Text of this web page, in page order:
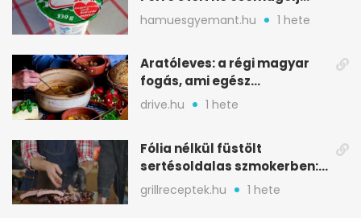
ilyen tégelybe
hamuesgyemant.hu 1 hete
Aratóleves: a régi magyar
fogás, ami egész
csapatokat jóllakatott
drive.hu 1 hete
Fólia nélkül füstölt
sertésoldalas szmokerben:
ropogós bark, 6 óra
grillreceptek.hu 1 hete